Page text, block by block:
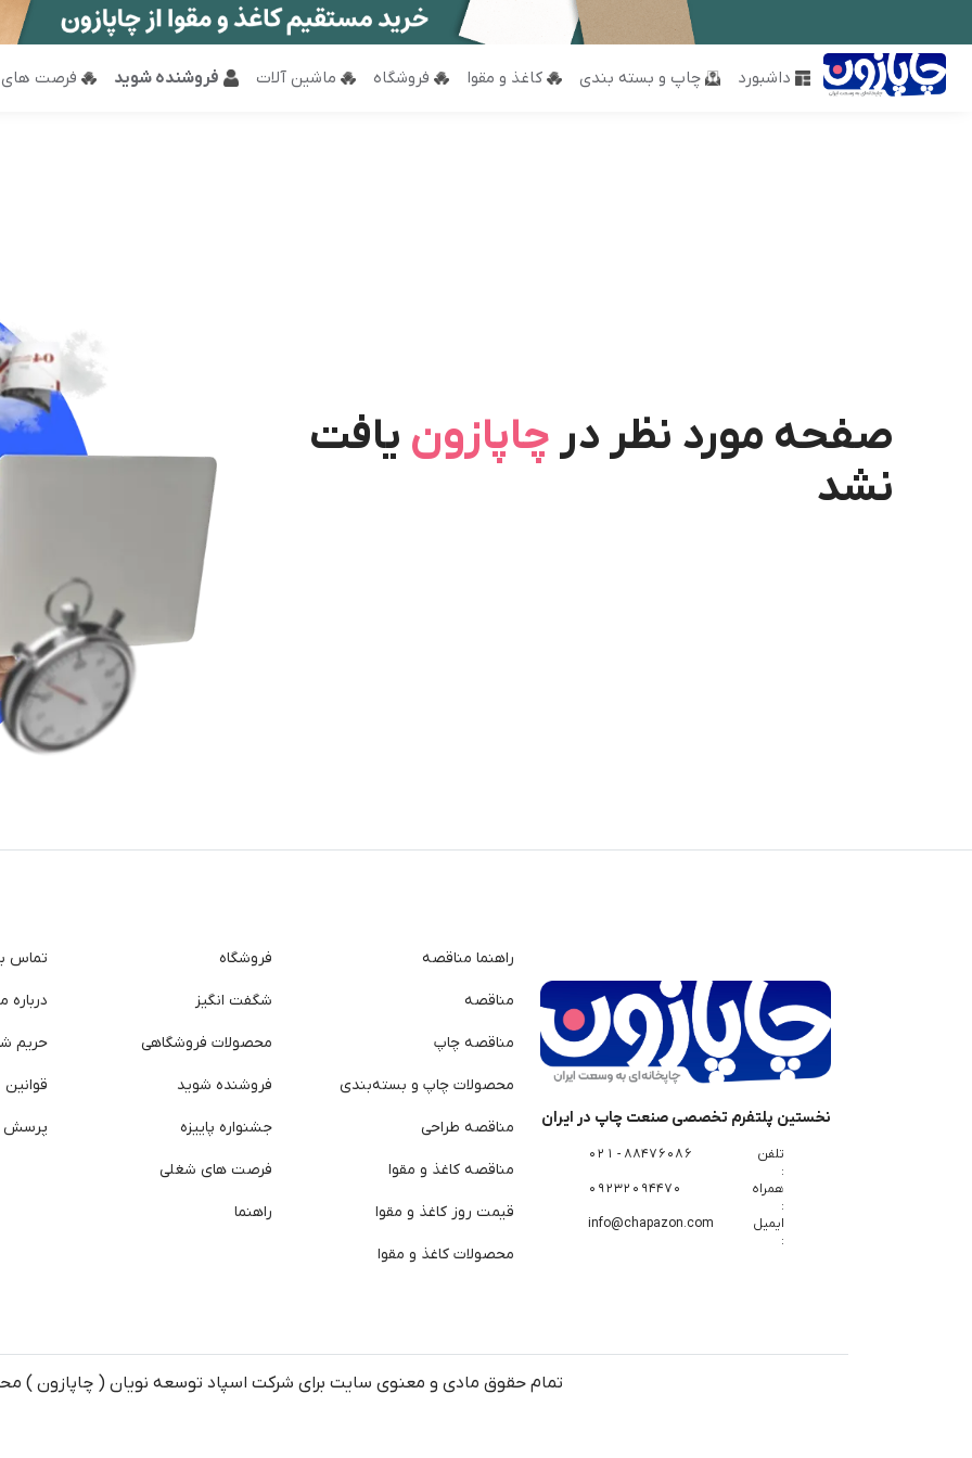
داشبورد چاپ و بسته بندی کاغذ و مقوا فروشگاه ماشین آلات فروشنده شوید فرصت
صفحه مورد نظر درچاپازون یافت
نشد
نخستین پلتفرم تخصصی صنعت چاپ در ایران
تلفن
:
88476086 - 021
همراه
:
09232094470
ایمیل
:
info@chapazon.com
راهنما مناقصه
مناقصه
مناقصه چاپ
محصولات چاپ و بسته‌بندی
مناقصه طراحی
مناقصه کاغذ و مقوا
قیمت روز کاغذ و مقوا
محصولات کاغذ و مقوا
فروشگاه
شگفت انگیز
محصولات فروشگاهی
فروشنده شوید
جشنواره پاییزه
فرصت های شغلی
راهنما
تماس
درباره
حریم
پرسش
تمام حقوق مادی و معنوی سایت برای شرکت اسپاد توسعه نویان ( چاپازون )